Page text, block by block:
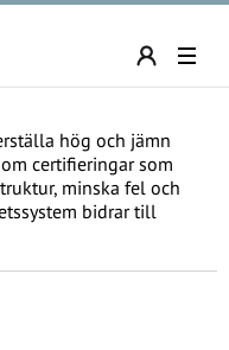
hög och jämn
certifieringar som
minska fel och
bidrar till